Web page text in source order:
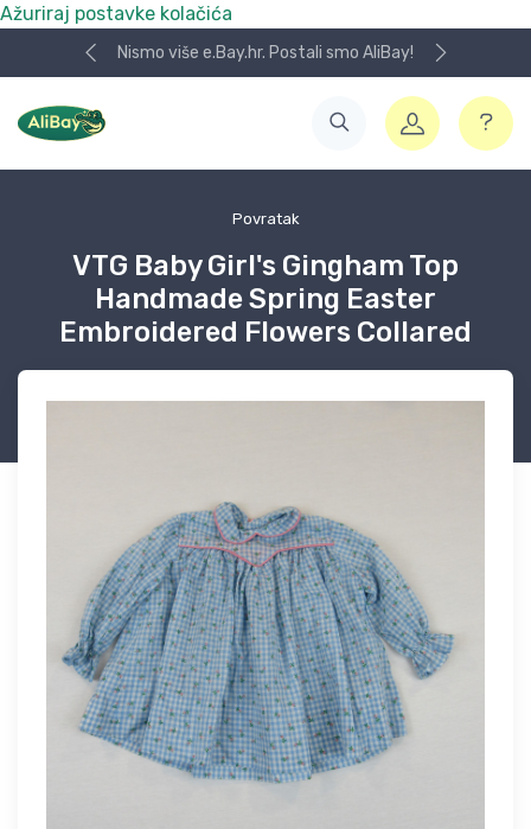
Ažuriraj postavke kolačića
Nismo više e.Bay.hr. Postali smo AliBay!
Povratak
VTG Baby Girl's Gingham Top
Handmade Spring Easter
Embroidered Flowers Collared